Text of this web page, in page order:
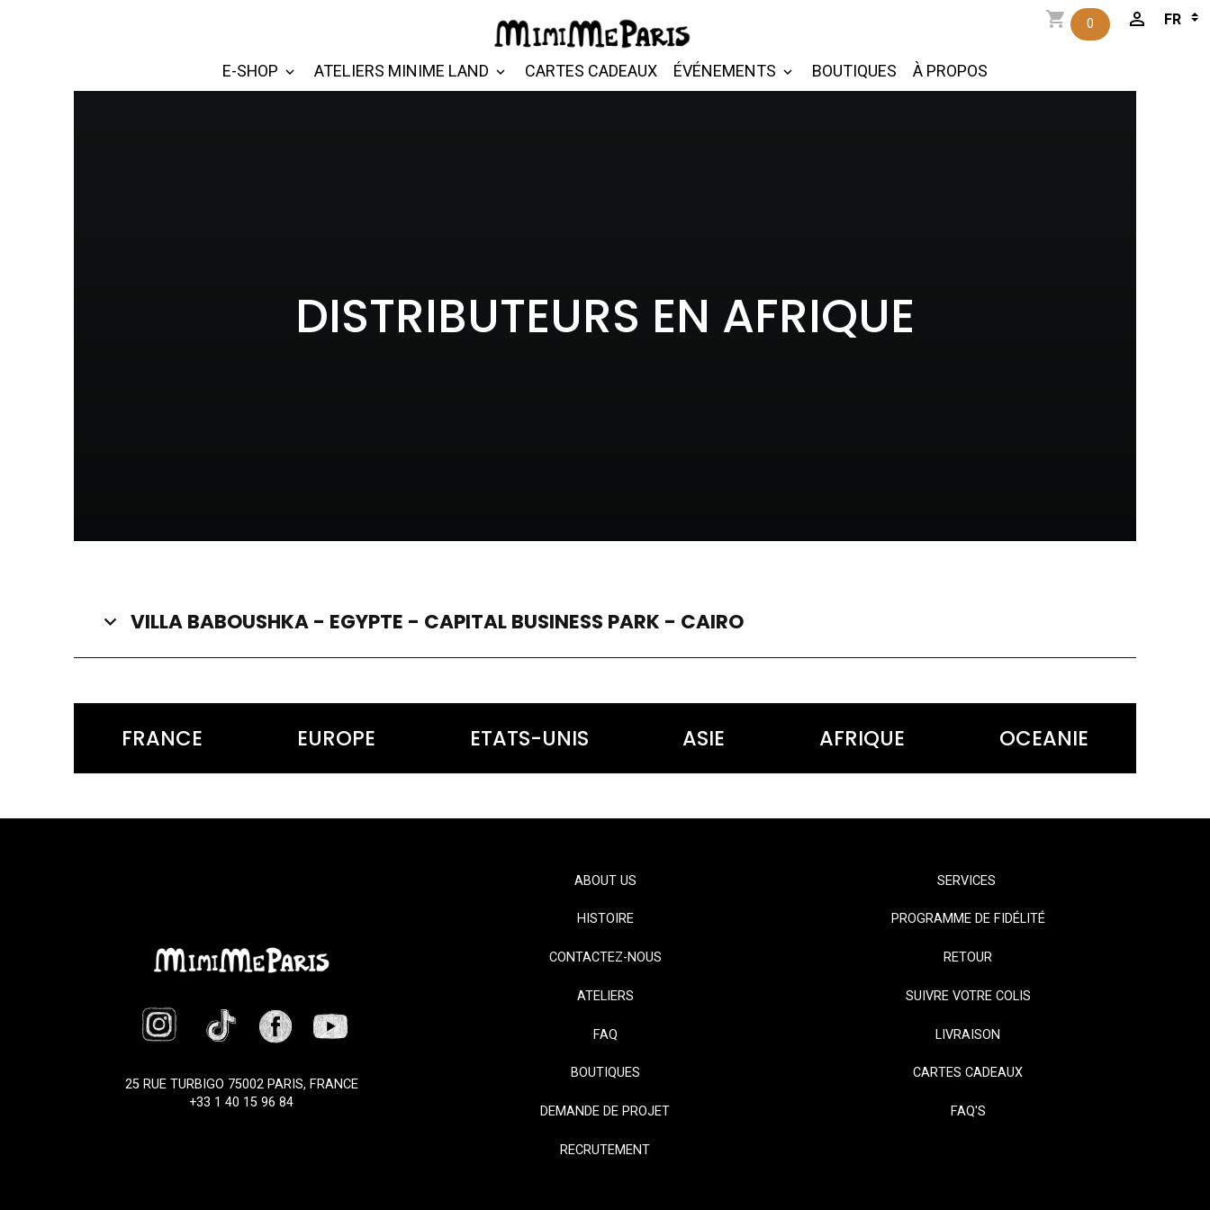
E-SHOP ATELIERS MINIME LAND CARTES CADEAUX ÉVÉNEMENTS BOUTIQUES À PROPOS
0
DISTRIBUTEURS EN AFRIQUE
VILLA BABOUSHKA - EGYPTE - CAPITAL BUSINESS PARK - CAIRO
FRANCE EUROPE ETATS-UNIS ASIE AFRIQUE OCEANIE
25 RUE TURBIGO 75002 PARIS, FRANCE
+33 1 40 15 96 84
ABOUT US
HISTOIRE
CONTACTEZ-NOUS
ATELIERS
FAQ
BOUTIQUES
DEMANDE DE PROJET
RECRUTEMENT
SERVICES
PROGRAMME DE FIDÉLITÉ
RETOUR
SUIVRE VOTRE COLIS
LIVRAISON
CARTES CADEAUX
FAQ'S